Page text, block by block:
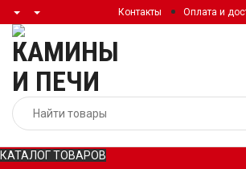
Контакты Оплата и
КАТАЛОГ ТОВАРОВ